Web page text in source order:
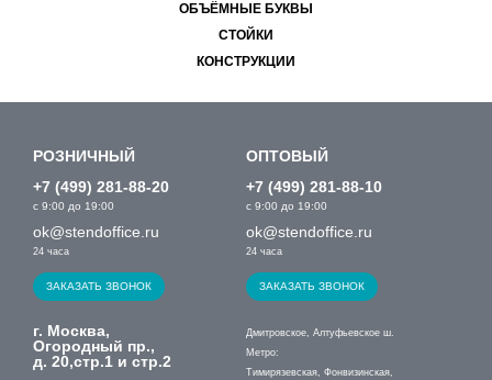
ОБЪЁМНЫЕ БУКВЫ
СТОЙКИ
КОНСТРУКЦИИ
РОЗНИЧНЫЙ
+7 (499) 281-88-20
с 9:00 до 19:00
ok@stendoffice.ru
24 часа
ЗАКАЗАТЬ ЗВОНОК
ОПТОВЫЙ
+7 (499) 281-88-10
с 9:00 до 19:00
ok@stendoffice.ru
24 часа
ЗАКАЗАТЬ ЗВОНОК
г. Москва,
Огородный пр.,
д. 20,стр.1 и стр.2
Дмитровское, Алтуфьевское ш.
Метро:
Тимирязевская, Фонвизинская,